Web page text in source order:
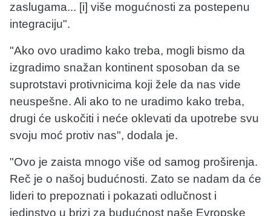
zaslugama... [i] više mogućnosti za postepenu
integraciju".
"Ako ovo uradimo kako treba, mogli bismo da
izgradimo snažan kontinent sposoban da se
suprotstavi protivnicima koji žele da nas vide
neuspešne. Ali ako to ne uradimo kako treba,
drugi će uskočiti i neće oklevati da upotrebe svu
svoju moć protiv nas", dodala je.
"Ovo je zaista mnogo više od samog proširenja.
Reč je o našoj budućnosti. Zato se nadam da će
lideri to prepoznati i pokazati odlučnost i
jedinstvo u brizi za budućnost naše Evropske